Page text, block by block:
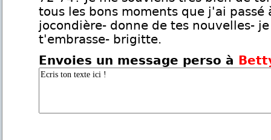
tous les bons moments que j'ai passé
jocondière- donne de tes nouvelles- je
t'embrasse- brigitte.
Envoies un message perso à